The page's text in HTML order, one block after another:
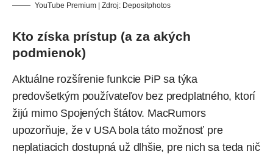
YouTube Premium | Zdroj: Depositphotos
Kto získa prístup (a za akých
podmienok)
Aktuálne rozšírenie funkcie PiP sa týka
predovšetkým používateľov bez predplatného, ktorí
žijú mimo Spojených štátov. MacRumors
upozorňuje, že v USA bola táto možnosť pre
neplatiacich dostupná už dlhšie, pre nich sa teda nič